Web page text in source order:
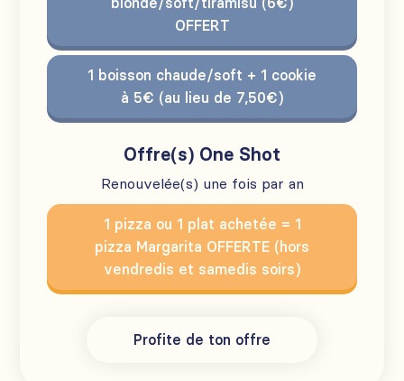
OFFERT
1 boisson chaude/soft + 1 cookie
à 5€ (au lieu de 7,50€)
Offre(s) One Shot
Renouvelée(s) une fois par an
1 pizza ou 1 plat achetée = 1
pizza Margarita OFFERTE (hors
vendredis et samedis soirs)
Profite de ton offre